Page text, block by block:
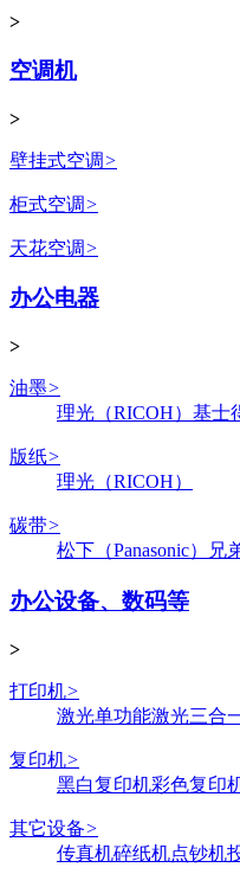
>
空调机
>
壁挂式空调>
柜式空调>
天花空调>
办公电器
>
油墨>
理光（RICOH） 基士
版纸>
理光（RICOH）
碳带>
松下（Panasonic）
兄
办公设备、数码等
>
打印机>
激光单功能激光三合
复印机>
黑白复印机彩色复印
其它设备>
传真机碎纸机点钞机